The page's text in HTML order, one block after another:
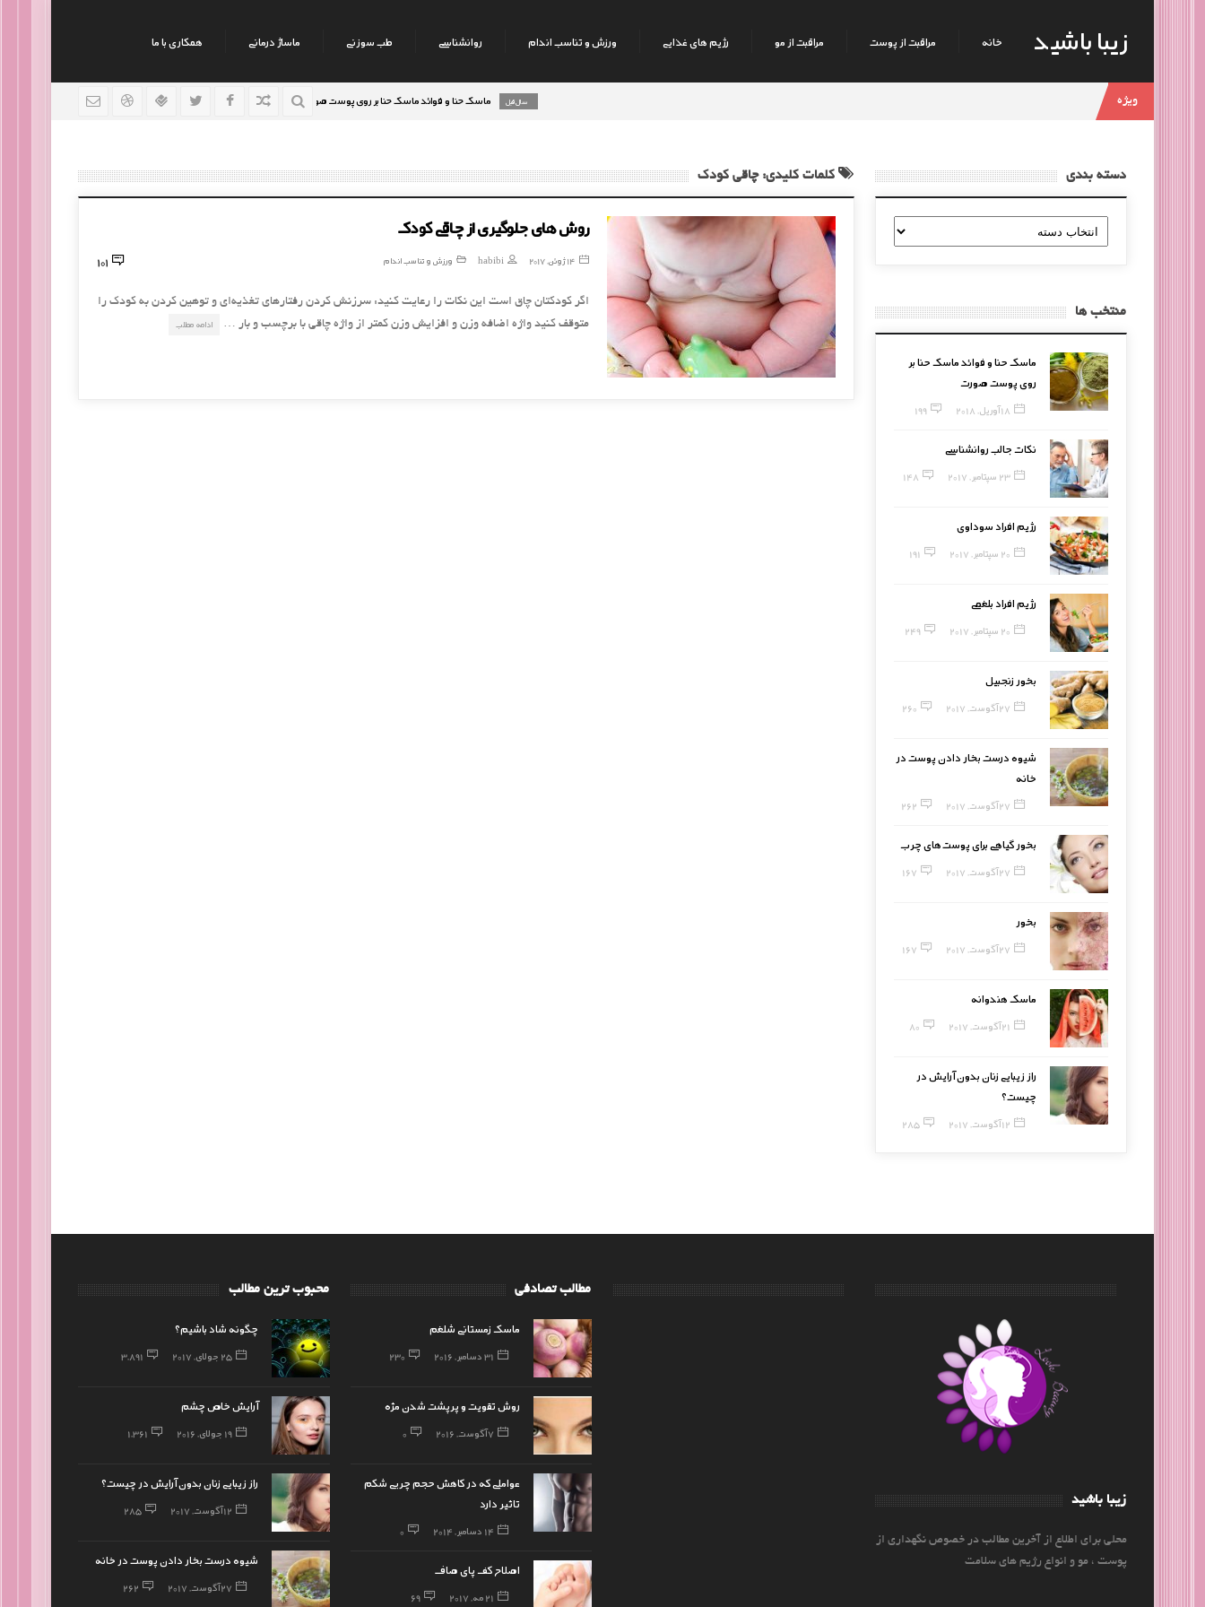
زیبا باشید خانه مراقبت از پوست مراقبت از مو رژیم های غذایی ورزش و تناسب اندام روانشناسی طب سوزنی ماساژ درمانی همکاری با ما
ویژه ماسک حنا و فوائد ماسک حنا بر روی پوست صورت نکات جالب روانشناسی 9 سال قبل
کلمات کلیدی: چاقی کودک
روش های جلوگیری از چاقی کودک
14 ژوئن, 2017 habibi ورزش و تناسب اندام 101
اگر کودکتان چاق است این نکات را رعایت کنید: سرزنش کردن رفتارهای تغذیه‌ای و توهین کردن به کودک را
متوقف کنید واژه اضافه وزن و افزایش وزن کمتر از واژه چاقی با برچسب و بار …
ادامه مطلب
دسته بندی
دسته
بندی
منتخب ها
ماسک حنا و فوائد ماسک حنا بر
روی پوست صورت
18 آوریل, 2018 199
نکات جالب روانشناسی
23 سپتامبر, 2017 148
رژیم افراد سوداوی
20 سپتامبر, 2017 191
رژیم افراد بلغمی
20 سپتامبر, 2017 249
بخور زنجبیل
27 آگوست, 2017 260
شیوه درست بخار دادن پوست در
خانه
27 آگوست, 2017 262
بخور گیاهی برای پوست‌های چرب
27 آگوست, 2017 167
بخور
27 آگوست, 2017 167
ماسک هندوانه
21 آگوست, 2017 80
راز زیبایی زنان بدون آرایش در
چیست؟
12 آگوست, 2017 285
محبوب ترین مطالب
چگونه شاد باشیم؟
25 جولای, 2017 3,891
آرایش خاص چشم
19 جولای, 2016 1,361
راز زیبایی زنان بدون آرایش در چیست؟
12 آگوست, 2017 285
شیوه درست بخار دادن پوست در خانه
27 آگوست, 2017 262
مطالب تصادفی
ماسک زمستانی شلغم
31 دسامبر, 2016 230
روش تقویت و پرپشت شدن مژه
7 آگوست, 2016 0
عواملی که در کاهش حجم چربی شکم
تاثیر دارد
14 دسامبر, 2014 0
اصلاح کف پای صاف
21 مه, 2017 69
زیبا باشید
محلی برای اطلاع از آخرین مطالب در خصوص نگهداری از
پوست ، مو و انواع رژیم های سلامت